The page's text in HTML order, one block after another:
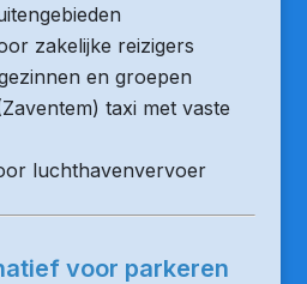
zakelijke reizigers
en groepen
taxi met vaste
luchthavenvervoer
voor parkeren